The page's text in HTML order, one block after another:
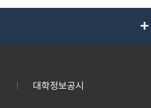
add
대학정보공시